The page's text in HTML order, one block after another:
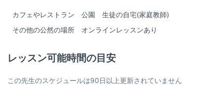
カフェやレストラン 公園
生徒の自宅(家庭教師)
その他の公然の場所
オンラインレッスンあり
レッスン可能時間の目安
この先生のスケジュールは90日以上更新されていません